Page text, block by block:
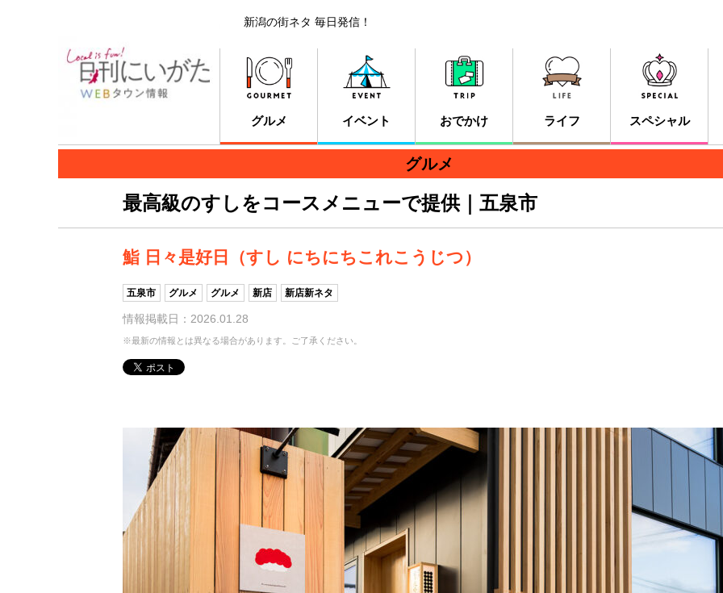
新潟の街ネタ 毎日発信！
グルメ イベント おでかけ ライフ スペシャル
グルメ
最高級のすしをコースメニューで提供｜五泉市
鮨 日々是好日（すし にちにちこれこうじつ）
五泉市 グルメ グルメ 新店 新店新ネタ
情報掲載日：2026.01.28
※最新の情報とは異なる場合があります。ご了承ください。